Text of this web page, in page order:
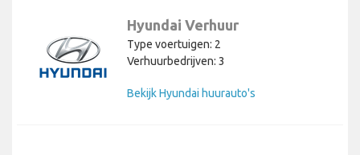
Hyundai Verhuur
Type voertuigen: 2
Verhuurbedrijven: 3
Bekijk Hyundai huurauto's